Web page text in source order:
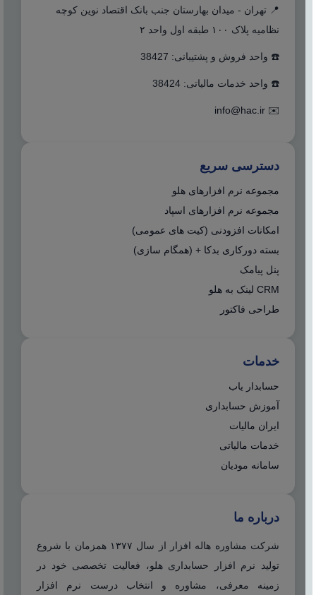
📍 تهران - میدان بهارستان جنب بانک اقتصاد نوین کوچه
نظامیه پلاک ۱۰۰ طبقه اول واحد ۲
☎️ واحد فروش و پشتیبانی: 38427
☎️ واحد خدمات مالیاتی: 38424
✉️
info@hac.ir
دسترسی سریع
مجموعه نرم افزارهای هلو
مجموعه نرم افزارهای اسپاد
امکانات افزودنی (کیت های عمومی)
بسته دورکاری بدکا + (همگام سازی)
پنل پیامک
CRM لینک به هلو
طراحی فاکتور
خدمات
حسابدار یاب
آموزش حسابداری
ایران مالیات
خدمات مالیاتی
سامانه مودیان
درباره ما
شرکت مشاوره هاله افزار از سال ۱۳۷۷ همزمان با شروع
تولید نرم افزار حسابداری هلو، فعالیت تخصصی خود در
زمینه معرفی، مشاوره و انتخاب درست نرم افزار